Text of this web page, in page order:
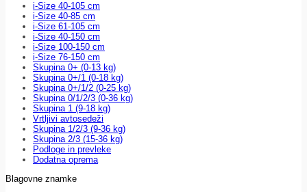
i-Size 40-105 cm
i-Size 40-85 cm
i-Size 61-105 cm
i-Size 40-150 cm
i-Size 100-150 cm
i-Size 76-150 cm
Skupina 0+ (0-13 kg)
Skupina 0+/1 (0-18 kg)
Skupina 0+/1/2 (0-25 kg)
Skupina 0/1/2/3 (0-36 kg)
Skupina 1 (9-18 kg)
Vrtljivi avtosedeži
Skupina 1/2/3 (9-36 kg)
Skupina 2/3 (15-36 kg)
Podloge in prevleke
Dodatna oprema
Blagovne znamke